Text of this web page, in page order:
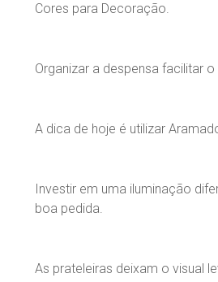
Cores para Decoração.
Organizar a despensa facilitar o
A dica de hoje é utilizar
Investir em uma iluminação
boa pedida.
As prateleiras deixam o visual